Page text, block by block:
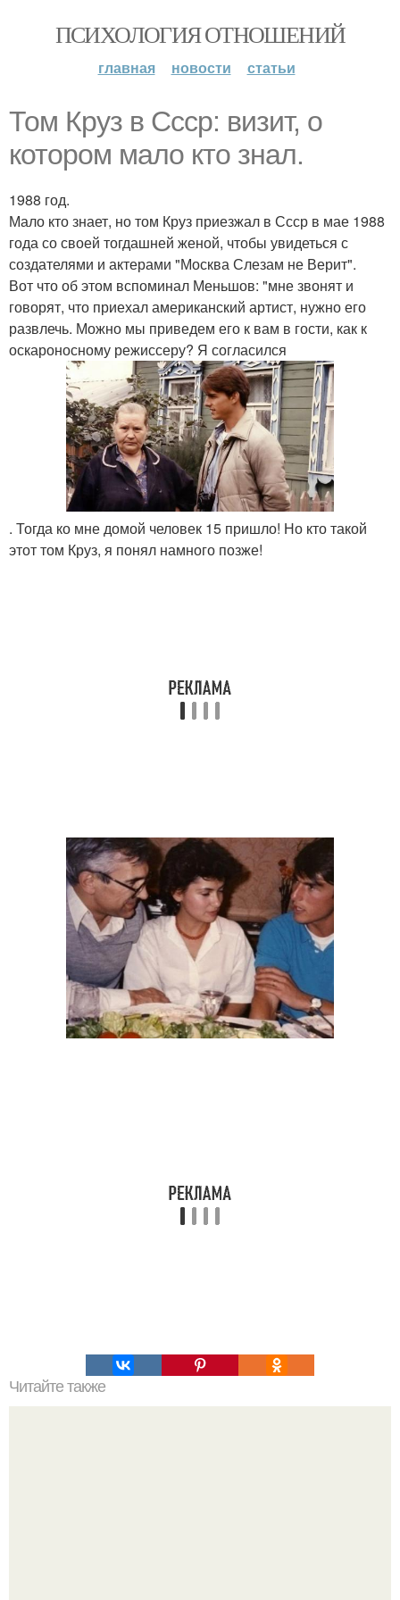
ПСИХОЛОГИЯ ОТНОШЕНИЙ
главная новости статьи
Том Круз в Ссср: визит, о
котором мало кто знал.
1988 год.
Мало кто знает, но том Круз приезжал в Ссср в мае 1988
года со своей тогдашней женой, чтобы увидеться с
создателями и актерами "Москва Слезам не Верит".
Вот что об этом вспоминал Меньшов: "мне звонят и
говорят, что приехал американский артист, нужно его
развлечь. Можно мы приведем его к вам в гости, как к
оскароносному режиссеру? Я согласился
. Тогда ко мне домой человек 15 пришло! Но кто такой
этот том Круз, я понял намного позже!
Читайте также